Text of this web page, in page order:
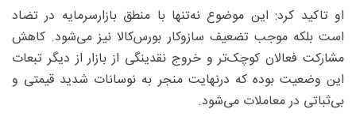
او تاکید کرد: این موضوع نه‌تنها با منطق بازارسرمایه در تضاد
است بلکه موجب تضعیف سازوکار بورس‌کالا نیز می‌شود. کاهش
مشارکت فعالان کوچک‌تر و خروج نقدینگی از بازار از دیگر تبعات
این وضعیت بوده که درنهایت منجر به نوسانات شدید قیمتی و
بی‌ثباتی در معاملات می‌شود.